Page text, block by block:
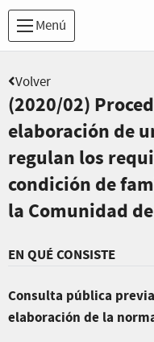
Menú
Volver
(2020/02)
elaboración de
regulan los
condición de
la Comunidad
EN QUÉ CONSISTE
Consulta pública
elaboración de la